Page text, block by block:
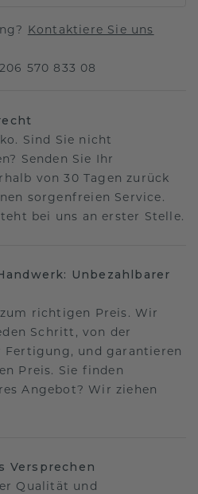
Kontaktiere Sie uns
570 833 08
Sind Sie nicht
Senden Sie Ihr
von 30 Tagen zurück
sorgenfreien Service.
bei uns an erster Stelle.
Unbezahlbarer
richtigen Preis. Wir
Schritt, von der
Fertigung, und garantieren
Preis. Sie finden
Angebot? Wir ziehen
Versprechen
Qualität und